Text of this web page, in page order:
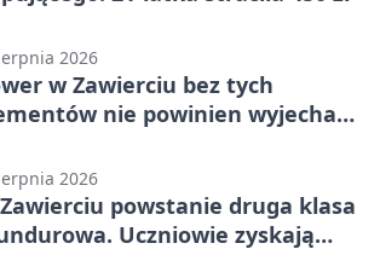
2026
w Zawierciu bez tych
nie powinien wyjechać
2026
powstanie druga klasa
Uczniowie zyskają